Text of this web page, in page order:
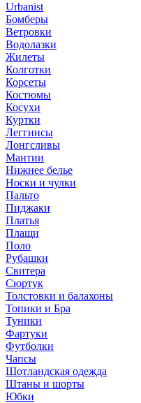
Urbanist
Бомберы
Ветровки
Водолазки
Жилеты
Колготки
Корсеты
Костюмы
Косухи
Куртки
Леггинсы
Лонгсливы
Мантии
Нижнее белье
Носки и чулки
Пальто
Пиджаки
Платья
Плащи
Поло
Рубашки
Свитера
Сюртук
Толстовки и балахоны
Топики и Бра
Туники
Фартуки
Футболки
Чапсы
Шотландская одежда
Штаны и шорты
Юбки